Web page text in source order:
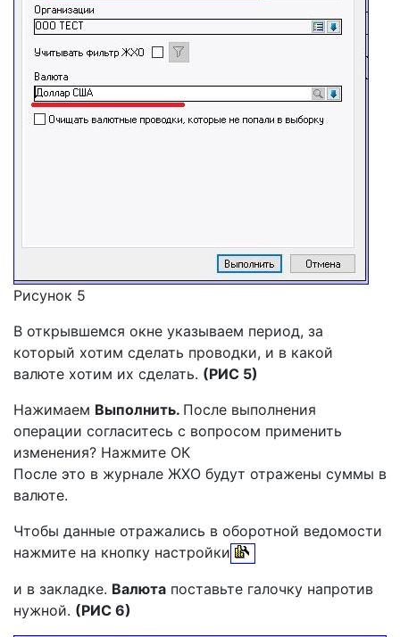
Рисунок 5
В открывшемся окне указываем период, за
который хотим сделать проводки, и в какой
валюте хотим их сделать. (РИС 5)
Нажимаем Выполнить. После выполнения
операции согласитесь с вопросом применить
изменения? Нажмите ОК
После это в журнале ЖХО будут отражены суммы в
валюте.
Чтобы данные отражались в оборотной ведомости
нажмите на кнопку настройки
и в закладке. Валюта поставьте галочку напротив
нужной. (РИС 6)